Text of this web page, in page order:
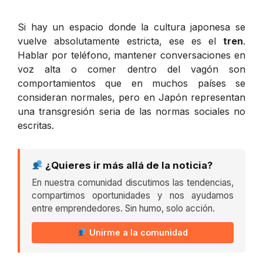
Si hay un espacio donde la cultura japonesa se
vuelve absolutamente estricta, ese es el tren.
Hablar por teléfono, mantener conversaciones en
voz alta o comer dentro del vagón son
comportamientos que en muchos países se
consideran normales, pero en Japón representan
una transgresión seria de las normas sociales no
escritas.
¿Quieres ir más allá de la noticia?
En nuestra comunidad discutimos las tendencias,
compartimos oportunidades y nos ayudamos
entre emprendedores. Sin humo, solo acción.
Unirme a la comunidad